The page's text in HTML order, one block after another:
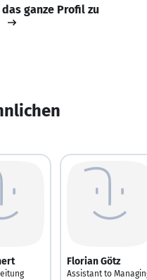
ganze Profil zu
Florian Götz
Assistant to